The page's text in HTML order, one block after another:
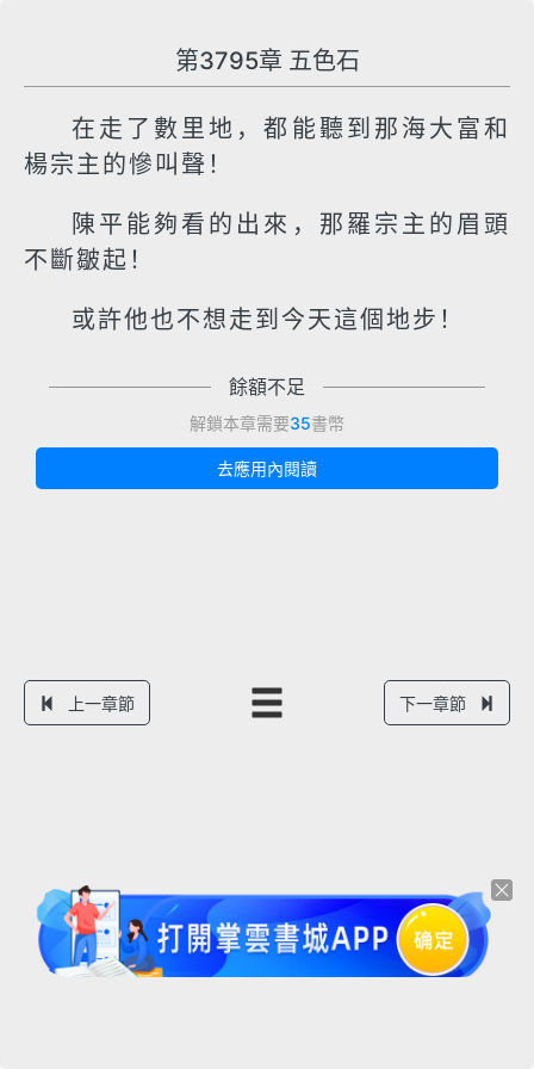
第3795章 五色石
在走了數里地，都能聽到那海大富和
楊宗主的慘叫聲！
陳平能夠看的出來，那羅宗主的眉頭
不斷皺起！
或許他也不想走到今天這個地步！
餘額不足
解鎖本章需要35書幣
去應用內閱讀
上一章節 下一章節